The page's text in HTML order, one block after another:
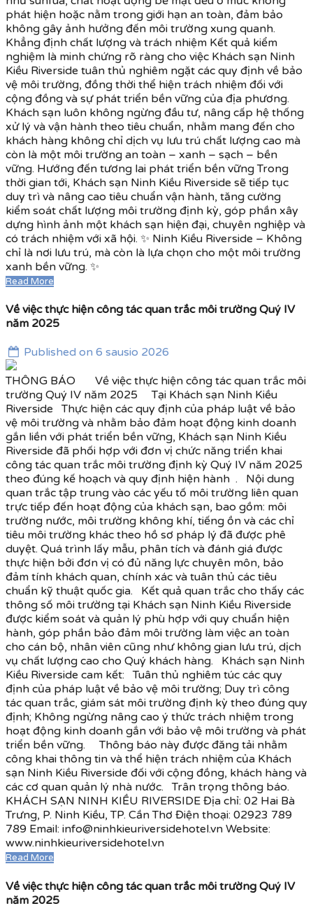
phát hiện hoặc nằm trong giới hạn an toàn, đảm bảo
không gây ảnh hưởng đến môi trường xung quanh.
Khẳng định chất lượng và trách nhiệm Kết quả kiểm
nghiệm là minh chứng rõ ràng cho việc Khách sạn Ninh
Kiều Riverside tuân thủ nghiêm ngặt các quy định về bảo
vệ môi trường, đồng thời thể hiện trách nhiệm đối với
cộng đồng và sự phát triển bền vững của địa phương.
Khách sạn luôn không ngừng đầu tư, nâng cấp hệ thống
xử lý và vận hành theo tiêu chuẩn, nhằm mang đến cho
khách hàng không chỉ dịch vụ lưu trú chất lượng cao mà
còn là một môi trường an toàn – xanh – sạch – bền
vững. Hướng đến tương lai phát triển bền vững Trong
thời gian tới, Khách sạn Ninh Kiều Riverside sẽ tiếp tục
duy trì và nâng cao tiêu chuẩn vận hành, tăng cường
kiểm soát chất lượng môi trường định kỳ, góp phần xây
dựng hình ảnh một khách sạn hiện đại, chuyên nghiệp và
có trách nhiệm với xã hội. ✨ Ninh Kiều Riverside – Không
chỉ là nơi lưu trú, mà còn là lựa chọn cho một môi trường
xanh bền vững. ✨
Read More
Về việc thực hiện công tác quan trắc môi trường Quý IV
năm 2025
Published on 6 sausio 2026
THÔNG BÁO Về việc thực hiện công tác quan trắc môi
trường Quý IV năm 2025 Tại Khách sạn Ninh Kiều
Riverside Thực hiện các quy định của pháp luật về bảo
vệ môi trường và nhằm bảo đảm hoạt động kinh doanh
gắn liền với phát triển bền vững, Khách sạn Ninh Kiều
Riverside đã phối hợp với đơn vị chức năng triển khai
công tác quan trắc môi trường định kỳ Quý IV năm 2025
theo đúng kế hoạch và quy định hiện hành . Nội dung
quan trắc tập trung vào các yếu tố môi trường liên quan
trực tiếp đến hoạt động của khách sạn, bao gồm: môi
trường nước, môi trường không khí, tiếng ồn và các chỉ
tiêu môi trường khác theo hồ sơ pháp lý đã được phê
duyệt. Quá trình lấy mẫu, phân tích và đánh giá được
thực hiện bởi đơn vị có đủ năng lực chuyên môn, bảo
đảm tính khách quan, chính xác và tuân thủ các tiêu
chuẩn kỹ thuật quốc gia. Kết quả quan trắc cho thấy các
thông số môi trường tại Khách sạn Ninh Kiều Riverside
được kiểm soát và quản lý phù hợp với quy chuẩn hiện
hành, góp phần bảo đảm môi trường làm việc an toàn
cho cán bộ, nhân viên cũng như không gian lưu trú, dịch
vụ chất lượng cao cho Quý khách hàng. Khách sạn Ninh
Kiều Riverside cam kết: Tuân thủ nghiêm túc các quy
định của pháp luật về bảo vệ môi trường; Duy trì công
tác quan trắc, giám sát môi trường định kỳ theo đúng quy
định; Không ngừng nâng cao ý thức trách nhiệm trong
hoạt động kinh doanh gắn với bảo vệ môi trường và phát
triển bền vững. Thông báo này được đăng tải nhằm
công khai thông tin và thể hiện trách nhiệm của Khách
sạn Ninh Kiều Riverside đối với cộng đồng, khách hàng và
các cơ quan quản lý nhà nước. Trân trọng thông báo.
KHÁCH SẠN NINH KIỀU RIVERSIDE Địa chỉ: 02 Hai Bà
Trưng, P. Ninh Kiều, TP. Cần Thơ Điện thoại: 02923 789
789 Email: info@ninhkieuriversidehotel.vn Website:
www.ninhkieuriversidehotel.vn
Read More
Về việc thực hiện công tác quan trắc môi trường Quý IV
năm 2025